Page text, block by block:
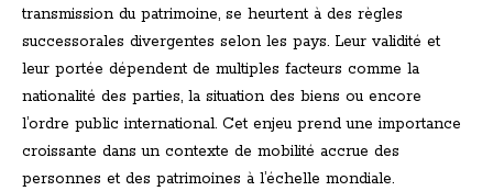
transmission du patrimoine, se heurtent à des règles
successorales divergentes selon les pays. Leur validité et
leur portée dépendent de multiples facteurs comme la
nationalité des parties, la situation des biens ou encore
l’ordre public international. Cet enjeu prend une importance
croissante dans un contexte de mobilité accrue des
personnes et des patrimoines à l’échelle mondiale.